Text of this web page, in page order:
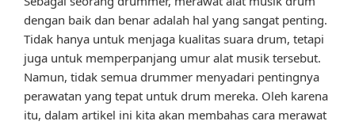
dengan baik dan benar adalah hal yang sangat penting.
Tidak hanya untuk menjaga kualitas suara drum, tetapi
juga untuk memperpanjang umur alat musik tersebut.
Namun, tidak semua drummer menyadari pentingnya
perawatan yang tepat untuk drum mereka. Oleh karena
itu, dalam artikel ini kita akan membahas cara merawat